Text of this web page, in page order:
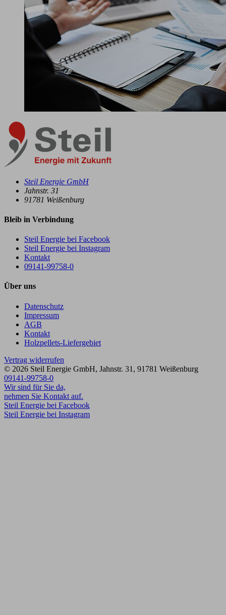
Steil Energie GmbH
Jahnstr. 31
91781 Weißenburg
Bleib in Verbindung
Steil Energie bei Facebook
Steil Energie bei Instagram
Kontakt
09141-99758-0
Über uns
Datenschutz
Impressum
AGB
Kontakt
Holzpellets-Liefergebiet
Vertrag widerrufen
© 2026 Steil Energie GmbH, Jahnstr. 31 , 91781 Weißenburg
09141-99758-0
Wir sind für Sie da,
nehmen Sie Kontakt auf.
Steil Energie bei Facebook
Steil Energie bei Instagram